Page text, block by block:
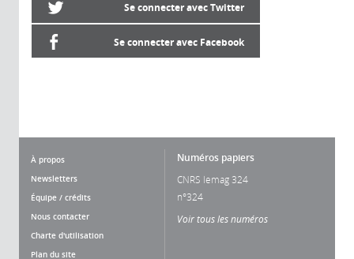
Se connecter avec Twitter
Se connecter avec Facebook
À propos
Newsletters
Équipe / crédits
Nous contacter
Charte d'utilisation
Plan du site
Numéros papiers
CNRS lemag 324
n°324
Voir tous les numéros